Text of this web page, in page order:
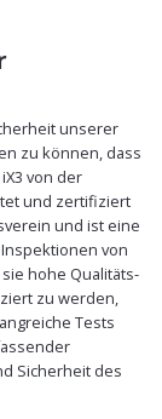
unserer
zu können, dass
von der
und zertifiziert
und ist eine
von
hohe Qualitäts-
zu werden,
Tests
Sicherheit des